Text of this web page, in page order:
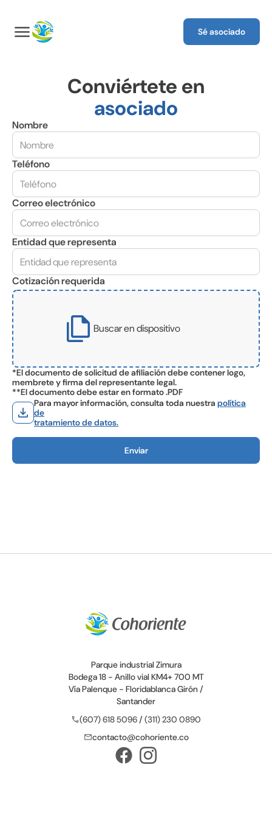
menu Sé asociado
Conviértete en
asociado
Nombre
Teléfono
Correo electrónico
Entidad que representa
Cotización requerida
file_copy Buscar en dispositivo
*El documento de solicitud de afiliación debe contener logo,
membrete y firma del representante legal.
**El documento debe estar en formato .PDF
download
Para mayor información, consulta toda nuestra política
de
tratamiento de datos.
Enviar
Parque industrial Zimura
Bodega 18 - Anillo vial KM4+ 700 MT
Vía Palenque - Floridablanca Girón /
Santander
call(607) 618 5096 / (311) 230 0890
mailcontacto@cohoriente.co